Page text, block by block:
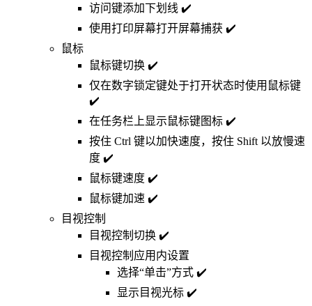
访问键添加下划线 ✔️
使用打印屏幕打开屏幕捕获 ✔️
鼠标
鼠标键切换 ✔️
仅在数字锁定键处于打开状态时使用鼠标键
✔️
在任务栏上显示鼠标键图标 ✔️
按住 Ctrl 键以加快速度，按住 Shift 以放慢速
度 ✔️
鼠标键速度 ✔️
鼠标键加速 ✔️
目视控制
目视控制切换 ✔️
目视控制应用内设置
选择“单击”方式 ✔️
显示目视光标 ✔️